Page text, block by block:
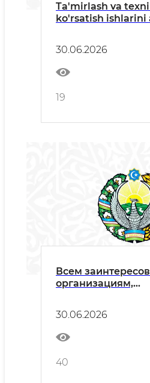
Ta'mirlash va
ko'rsatish ishlarini
30.06.2026
19
Всем
организациям,
30.06.2026
40